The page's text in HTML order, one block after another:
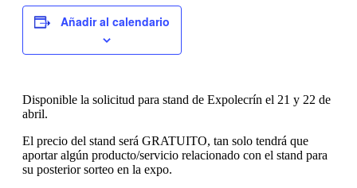
Añadir al calendario
Disponible la solicitud para stand de Expolecrín el 21 y 22 de
abril.
El precio del stand será GRATUITO, tan solo tendrá que
aportar algún producto/servicio relacionado con el stand para
su posterior sorteo en la expo.